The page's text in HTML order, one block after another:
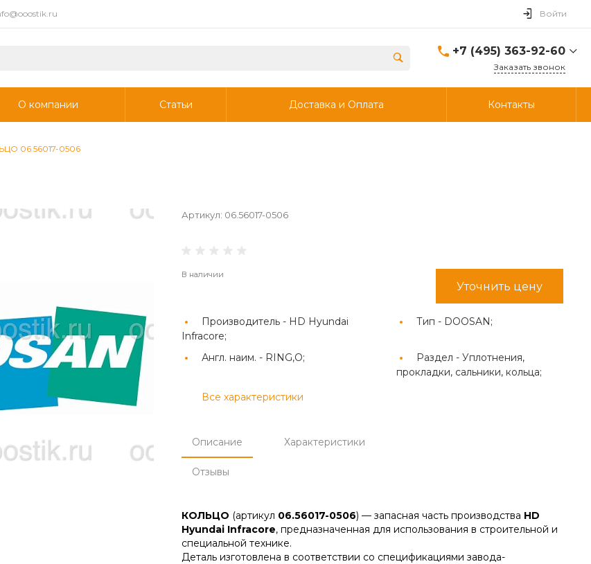
Войти
+7 (495) 363-92-60
г. Дзержинский, ул.
Заказать звонок
О компании Статьи Доставка и Оплата Контакты
06.56017-0506
Артикул: 06.56017-0506
В наличии
Уточнить цену
Производитель - HD Hyundai
Infracore;
Тип - DOOSAN;
Англ. наим. - RING,O; Раздел -Уплотнения,
прокладки, сальники, кольца;
Все характеристики
Описание Характеристики
Отзывы
КОЛЬЦО (артикул 06.56017-0506) — запасная часть производства HD
Hyundai Infracore, предназначенная для использования в строительной и
специальной технике.
Деталь изготовлена в соответствии со спецификациями завода-